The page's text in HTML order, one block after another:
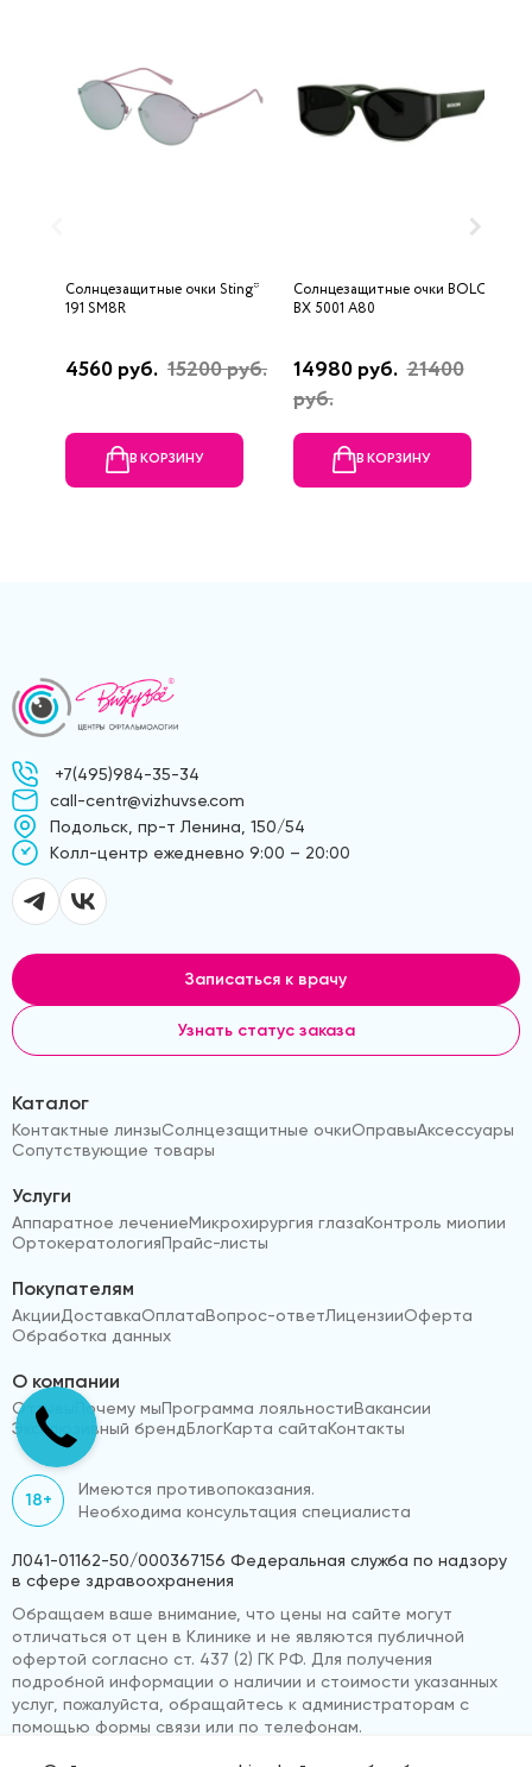
Солнцезащитные очки Sting*
191 SM8R
4560 руб. 15200 руб.
В КОРЗИНУ
Солнцезащитные очки BOLON
BX 5001 A80
14980 руб. 21400
руб.
В КОРЗИНУ
+7(495)984-35-34
call-centr@vizhuvse.com
Подольск, пр-т Ленина, 150/54
Kолл-центр ежедневно 9:00 – 20:00
Записаться к врачу
Узнать статус заказа
Каталог
Контактные линзыСолнцезащитные очкиОправыАксессуары
Сопутствующие товары
Услуги
Аппаратное лечениеМикрохирургия глазаКонтроль миопии
ОртокератологияПрайс-листы
Покупателям
АкцииДоставкаОплатаВопрос-ответЛицензииОферта
Обработка данных
О компании
Отзывы Почему мыПрограмма лояльностиВакансии
Эксклюзивный брендБлогКарта сайтаКонтакты
18+
Имеются противопоказания.
Необходима консультация специалиста
Л041-01162-50/000367156 Федеральная служба по надзору
в сфере здравоохранения
Обращаем ваше внимание, что цены на сайте могут
отличаться от цен в Клинике и не являются публичной
офертой согласно ст. 437 (2) ГК РФ. Для получения
подробной информации о наличии и стоимости указанных
услуг, пожалуйста, обращайтесь к администраторам с
помощью формы связи или по телефонам.